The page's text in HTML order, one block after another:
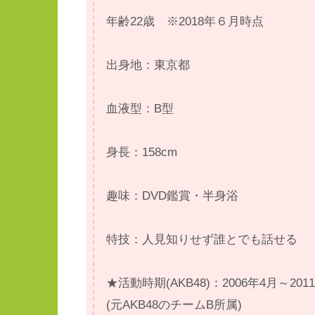
年齢22歳 ※2018年６月時点
出身地：東京都
血液型：B型
身長：158cm
趣味：DVD鑑賞・半身浴
特技：人見知りせず誰とでも話せる
★活動時期(AKB48)：2006年4月～2011
(元AKB48のチームB所属)